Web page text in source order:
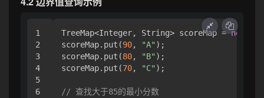
1
2
3
4
5
6
TreeMap<Integer, String> scoreMap = new
scoreMap.put(90, "A" );
scoreMap.put(80, "B" );
scoreMap.put(70, "C" );
// 查找大于85的最小分数